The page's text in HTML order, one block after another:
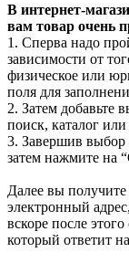
В интернет-
вам товар очень
1. Сперва надо
зависимости от
физическое или
поля для
2. Затем добавьте
поиск, каталог
3. Завершив выбор
затем нажмите на
Далее вы
электронный
вскоре после
который ответит